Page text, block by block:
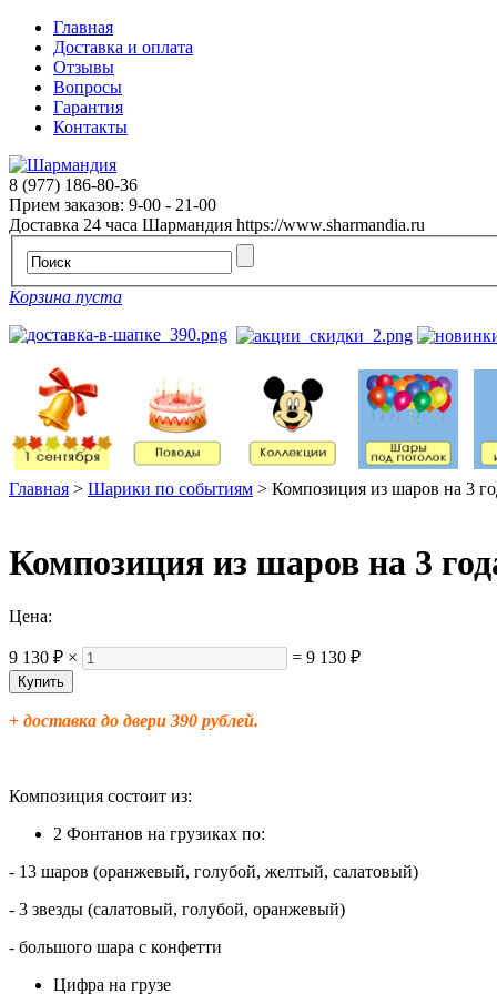
Главная
Доставка и оплата
Отзывы
Вопросы
Гарантия
Контакты
8 (977) 186-80-36
Прием заказов: 9-00 - 21-00
Доставка 24 часа Шармандия https://www.sharmandia.ru
Корзина пуста
Главная > Шарики по событиям > Композиция из шаров на 3
Композиция из шаров на 3
Цена:
9 130 ₽ × = 9 130 ₽
+ доставка до двери 390 рублей.
Композиция состоит из:
2 Фонтанов на грузиках по:
- 13 шаров (оранжевый, голубой, желтый, салатовый)
- 3 звезды (салатовый, голубой, оранжевый)
- большого шара с конфетти
Цифра на грузе